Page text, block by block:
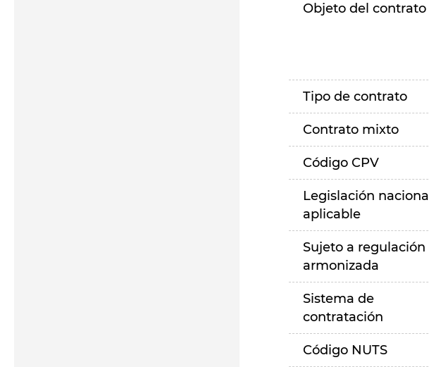
Objeto del contrato
Tipo de contrato
Contrato mixto
Código CPV
Legislación nacional
aplicable
Sujeto a regulación
armonizada
Sistema de
contratación
Código NUTS